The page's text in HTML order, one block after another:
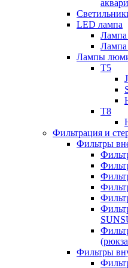
LED лампа
Лампа
Лампы
T5
T8
Фильтрация и
Фильтры
Фильтры